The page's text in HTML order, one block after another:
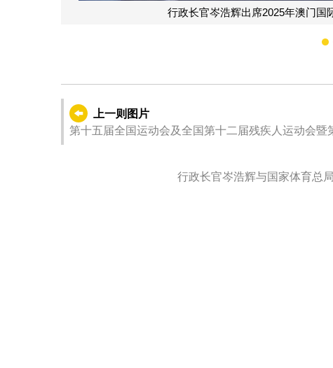
出席2025年澳门国际乒联男子及女子世界杯颁奖仪式。
1
上一则图片
第十五届全国运动会及全国第十二届残疾人运动会
行政长官岑浩辉与国家体育总